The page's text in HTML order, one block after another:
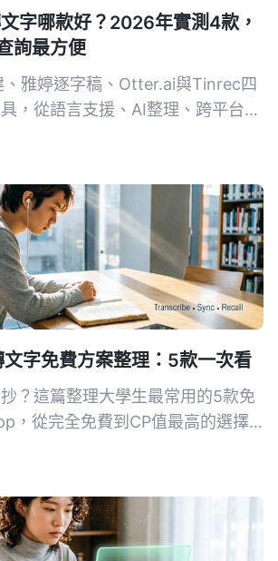
字哪款好？2026年實測4款，
詢最方便
、雅婷逐字稿、Otter.ai與Tinrec四
，從語言支援、AI整理、跨平台到
字免費方案整理：5款一次看
抄？這篇整理大學生最常用的5款免
，從完全免費到CP值最高的選擇